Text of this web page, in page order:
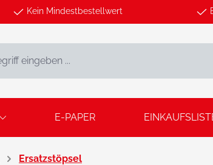
Kein Mindestbestellwert
E-PAPER
Ersatzstöpsel